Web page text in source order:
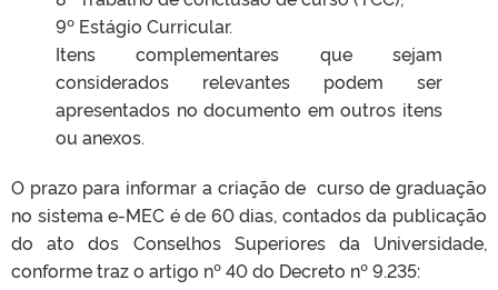
9º Estágio Curricular.
Itens complementares que sejam
considerados relevantes podem ser
apresentados no documento em outros itens
ou anexos.
O prazo para informar a criação de curso de graduação
no sistema e-MEC é de 60 dias, contados da publicação
do ato dos Conselhos Superiores da Universidade,
conforme traz o artigo nº 40 do Decreto nº 9.235: